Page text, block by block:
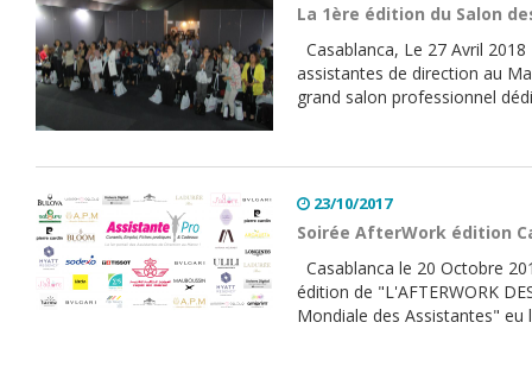
La 1ère édition du Salon
Casablanca, Le 27 Avril
assistantes de direction au
grand salon professionnel
23/10/2017
Soirée AfterWork édition
Casablanca le 20 Octobre
édition de "L'AFTERWORK
Mondiale des Assistantes" eu